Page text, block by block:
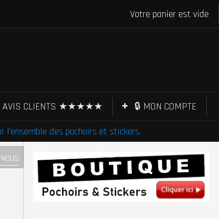
Votre panier est vide
AVIS CLIENTS ★★★★★
🔒 MON COMPTE
l'ensemble des pochoirs et stickers.